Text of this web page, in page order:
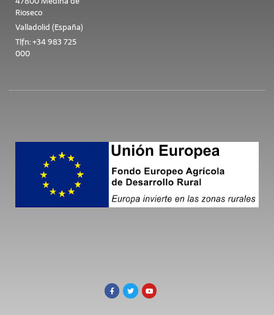
Rioseco
Valladolid (España)
Tlfn: +34 983 725
000